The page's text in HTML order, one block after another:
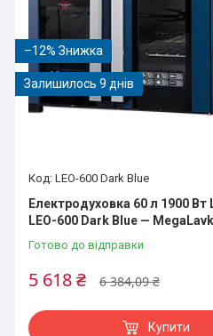
–12%
Залишилось 9 днів
LEO-600 Dark Blue
Електродуховка 60 л 1900 Вт
LEO-600 Dark Blue —
Готово до відправки
6 384,09 ₴
5 618 ₴
Купити